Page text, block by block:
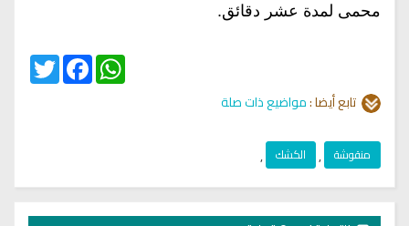
محمى لمدة عشر دقائق.
Twitter
FacebookWhatsApp
تابع أيضا :مواضيع ذات صلة
منقوشة , الكشك ,